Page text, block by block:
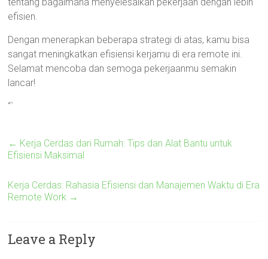
efisien.
Dengan menerapkan beberapa strategi di atas, kamu bisa
sangat meningkatkan efisiensi kerjamu di era remote ini.
Selamat mencoba dan semoga pekerjaanmu semakin
lancar!
“`
← Kerja Cerdas dari Rumah: Tips dan Alat Bantu untuk
Efisiensi Maksimal
Kerja Cerdas: Rahasia Efisiensi dan Manajemen Waktu di Era
Remote Work →
Leave a Reply